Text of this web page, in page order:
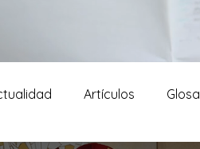
Artículos